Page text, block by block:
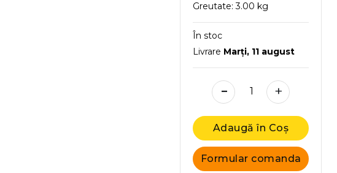
Greutate:3.00 kg
În stoc
Livrare Marţi, 11 august
- +
Adaugă în Coș
Formular comanda